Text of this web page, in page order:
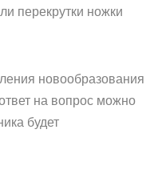
перекрутки ножки
новообразования
на вопрос можно
будет